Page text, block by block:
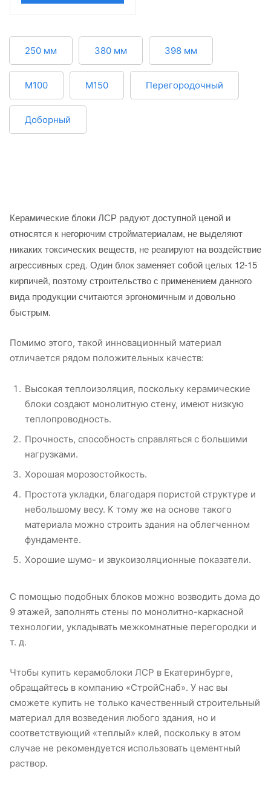
250 мм 380 мм 398 мм
М100 М150 Перегородочный
Доборный
Керамические блоки ЛСР радуют доступной ценой и
относятся к негорючим стройматериалам, не выделяют
никаких токсических веществ, не реагируют на воздействие
агрессивных сред. Один блок заменяет собой целых 12-15
кирпичей, поэтому строительство с применением данного
вида продукции считаются эргономичным и довольно
быстрым.
Помимо этого, такой инновационный материал
отличается рядом положительных качеств:
Высокая теплоизоляция, поскольку керамические
блоки создают монолитную стену, имеют низкую
теплопроводность.
Прочность, способность справляться с большими
нагрузками.
Хорошая морозостойкость.
Простота укладки, благодаря пористой структуре и
небольшому весу. К тому же на основе такого
материала можно строить здания на облегченном
фундаменте.
Хорошие шумо- и звукоизоляционные показатели.
С помощью подобных блоков можно возводить дома до
9 этажей, заполнять стены по монолитно-каркасной
технологии, укладывать межкомнатные перегородки и
т. д.
Чтобы купить керамоблоки ЛСР в Екатеринбурге,
обращайтесь в компанию «СтройСнаб». У нас вы
сможете купить не только качественный строительный
материал для возведения любого здания, но и
соответствующий «теплый» клей, поскольку в этом
случае не рекомендуется использовать цементный
раствор.